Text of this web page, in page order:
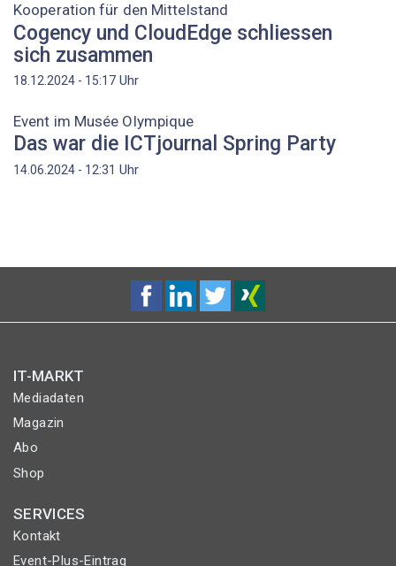
Kooperation für den Mittelstand
Cogency und CloudEdge schliessen
sich zusammen
18.12.2024 - 15:17 Uhr
Event im Musée Olympique
Das war die ICTjournal Spring Party
14.06.2024 - 12:31 Uhr
IT-MARKT
Mediadaten
Magazin
Abo
Shop
SERVICES
Kontakt
Event-Plus-Eintrag